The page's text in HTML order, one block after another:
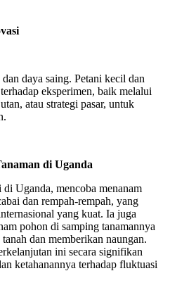
daya saing. Petani kecil dan
eksperimen, baik melalui
atau strategi pasar, untuk
di Uganda
Uganda, mencoba menanam
dan rempah-rempah, yang
yang kuat. Ia juga
pohon di samping tanamannya
dan memberikan naungan.
ini secara signifikan
ketahanannya terhadap fluktuasi